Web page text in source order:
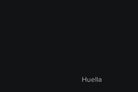
Huella